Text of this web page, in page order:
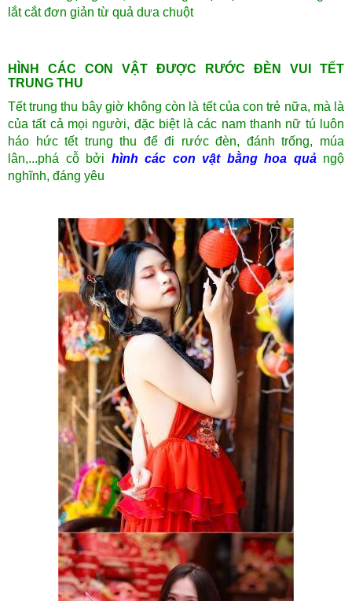
lắt cắt đơn giản từ quả dưa chuột
HÌNH CÁC CON VẬT ĐƯỢC RƯỚC ĐÈN VUI TẾT
TRUNG THU
Tết trung thu bây giờ không còn là tết của con trẻ nữa, mà là
của tất cả mọi người, đặc biệt là các nam thanh nữ tú luôn
háo hức tết trung thu để đi rước đèn, đánh trống, múa
lân,...phá cỗ bởi hình các con vật bằng hoa quảngộ
nghĩnh, đáng yêu